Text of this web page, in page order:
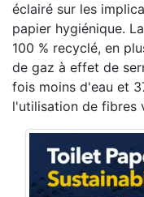
éclairé sur les
papier hygiénique.
100 % recyclé, en
de gaz à effet de
fois moins d'eau et
l'utilisation de fibres